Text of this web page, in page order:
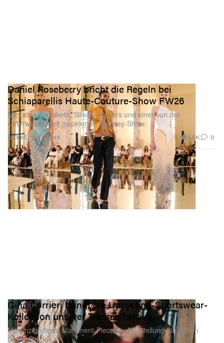
MODE
Daniel Roseberry bricht die Regeln bei
Schiaparellis Haute-Couture-Show FW26
Mit Latex-Tentakeln, Silikon-Bustiers und einer von der
Unterwasserwelt inspirierten Runway-Show.
Jul 7, 2026 1.8K 0
Gina Corrieri bringt die Upcycling-Sportswear-
Kollektion unserer Träume heraus
Mit einzigartigen Statement-Pieces auf Bestellung für deinen
Sommer-Look.